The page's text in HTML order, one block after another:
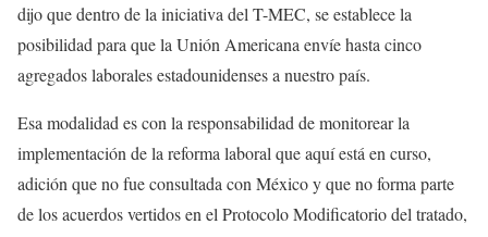
dijo que dentro de la iniciativa del T-MEC, se establece la
posibilidad para que la Unión Americana envíe hasta cinco
agregados laborales estadounidenses a nuestro país.
Esa modalidad es con la responsabilidad de monitorear la
implementación de la reforma laboral que aquí está en curso,
adición que no fue consultada con México y que no forma parte
de los acuerdos vertidos en el Protocolo Modificatorio del tratado,